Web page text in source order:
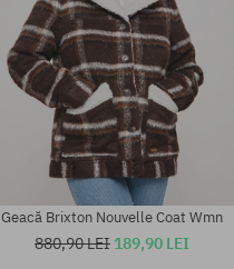
Geacă Brixton Nouvelle Coat Wmn
880,90 LEI 189,90 LEI